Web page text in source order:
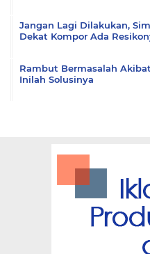
Jangan Lagi Dilakukan,
Dekat Kompor Ada
Rambut Bermasalah
Inilah Solusinya